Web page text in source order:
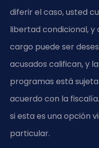
diferir el caso, usted
libertad condicional,
cargo puede ser
acusados califican, y
programas está
acuerdo con la
si esta es una opción
particular.